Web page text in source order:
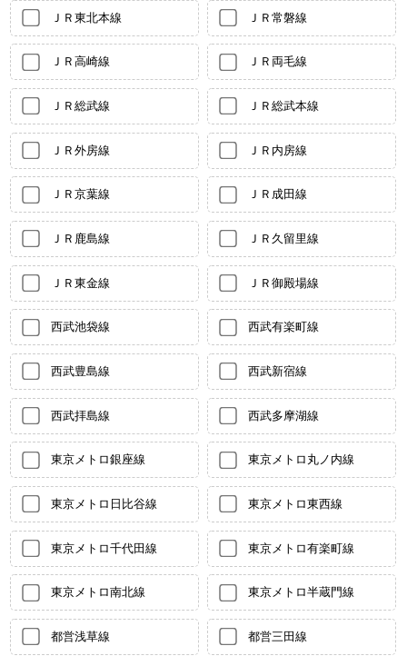
ＪＲ東北本線 ＪＲ常磐線
ＪＲ高崎線 ＪＲ両毛線
ＪＲ総武線 ＪＲ総武本線
ＪＲ外房線 ＪＲ内房線
ＪＲ京葉線 ＪＲ成田線
ＪＲ鹿島線 ＪＲ久留里線
ＪＲ東金線 ＪＲ御殿場線
西武池袋線 西武有楽町線
西武豊島線 西武新宿線
西武拝島線 西武多摩湖線
東京メトロ銀座線 東京メトロ丸ノ内線
東京メトロ日比谷線 東京メトロ東西線
東京メトロ千代田線 東京メトロ有楽町線
東京メトロ南北線 東京メトロ半蔵門線
都営浅草線 都営三田線